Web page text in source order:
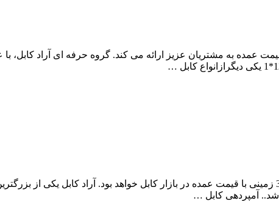
کابل آلومینیومی ماهان120*1 تک رشته را با قیمت عمده به مشتریان عزیز ارائه می کند.
مجموعه آراد کابل، نمایندگی فروش کابل آلومینیومی ماهان 16+25*3 زمینی با قیمت عمده در بازار کابل
آمپردهی کابل …